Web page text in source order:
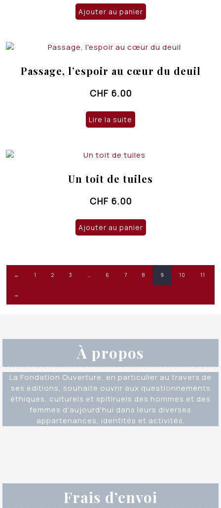
Ajouter au panier
Passage, l’espoir au cœur du deuil
CHF 6.00
Lire la suite
Un toit de tuiles
CHF 6.00
Ajouter au panier
← 1 2 3 … 6 7 8 9 10 11
→
À propos
La Fondation Ouverture, en particulier au travers de
ses éditions, souhaite ouvrir aux questionnements
éthiques, culturels et spitiruels des hommes et des
femmes d'aujourd'hui dans leurs diverses
appartenances, identités et activités.
Frais d’envoi